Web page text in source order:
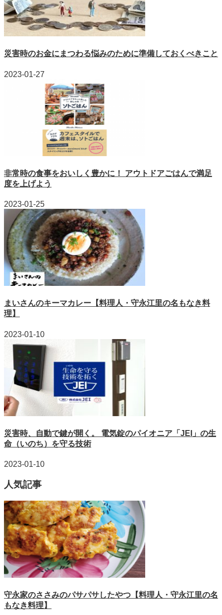
災害時のお金にまつわる悩みのために準備しておくべきこと
2023-01-27
非常時の食事をおいしく豊かに！ アウトドアごはんで満足
度を上げよう
2023-01-25
まいさんのキーマカレー【料理人・守永江里の名もなき料
理】
2023-01-10
災害時、自動で鍵が開く。 電気錠のパイオニア「JEI」の生
命（いのち）を守る技術
2023-01-10
人気記事
守永家のささみのパサパサしたやつ【料理人・守永江里の名
もなき料理】